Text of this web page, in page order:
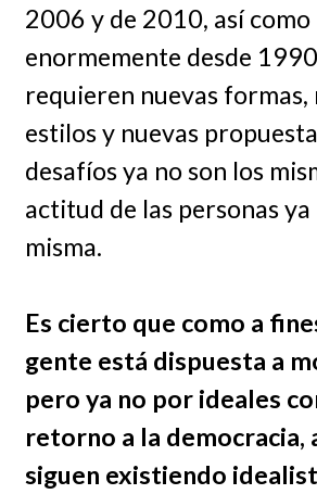
2006 y de 2010, así como
enormemente desde
requieren nuevas formas,
estilos y nuevas
desafíos ya no son los
actitud de las personas ya
misma.
Es cierto que como a
gente está dispuesta a
pero ya no por ideales
retorno a la democracia,
siguen existiendo